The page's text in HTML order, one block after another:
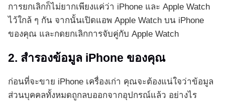
การยกเลิกก็ไม่ยากเพียงแค่ว่า iPhone และ Apple Watch
ไว้ใกล้ ๆ กัน จากนั้นเปิดแอพ Apple Watch บน iPhone
ของคุณ และกดยกเลิกการจับคู่กับ Apple Watch
2. สำรองข้อมูล iPhone ของคุณ
ก่อนที่จะขาย iPhone เครื่องเก่า คุณจะต้องแน่ใจว่าข้อมูล
ส่วนบุคคลทั้งหมดถูกลบออกจากอุปกรณ์แล้ว อย่างไร